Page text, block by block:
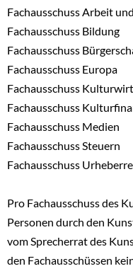
Fachausschuss Arbeit
Fachausschuss Bildung
Fachausschuss
Fachausschuss Europa
Fachausschuss
Fachausschuss
Fachausschuss Medien
Fachausschuss Steuern
Fachausschuss
Pro Fachausschuss des
Personen durch den
vom Sprecherrat des
den Fachausschüssen